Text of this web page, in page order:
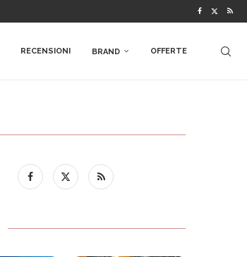
RECENSIONI BRAND OFFERTE